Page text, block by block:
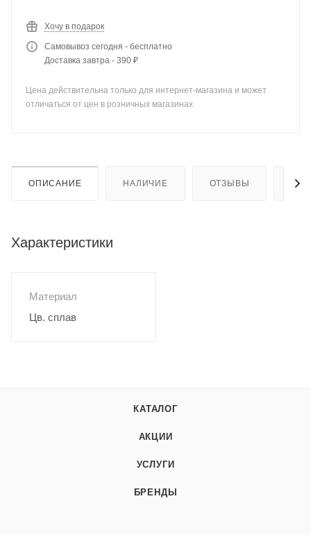
Хочу в подарок
Самовывоз сегодня - бесплатно
Доставка завтра - 390 ₽
Цена действительна только для интернет-магазина и может
отличаться от цен в розничных магазинах
ОПИСАНИЕ НАЛИЧИЕ ОТЗЫВЫ
Характеристики
Материал
Цв. сплав
КАТАЛОГ
АКЦИИ
УСЛУГИ
БРЕНДЫ